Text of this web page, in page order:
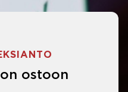
ostoon